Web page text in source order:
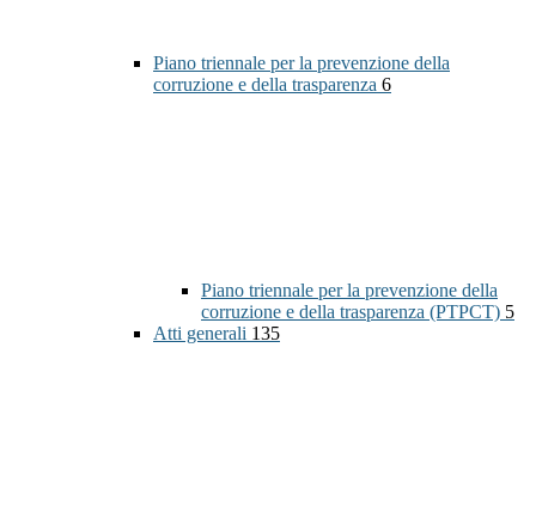
Piano triennale per la prevenzione della
corruzione e della trasparenza 6
Piano triennale per la prevenzione della
corruzione e della trasparenza (PTPCT) 5
Atti generali 135